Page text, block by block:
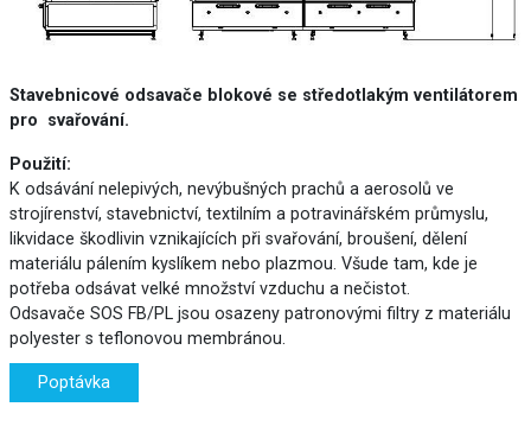
Stavebnicové odsavače blokové se středotlakým ventilátorem
pro svařování.
Použití:
K odsávání nelepivých, nevýbušných prachů a aerosolů ve
strojírenství, stavebnictví, textilním a potravinářském průmyslu,
likvidace škodlivin vznikajících při svařování, broušení, dělení
materiálu pálením kyslíkem nebo plazmou. Všude tam, kde je
potřeba odsávat velké množství vzduchu a nečistot.
Odsavače SOS FB/PL jsou osazeny patronovými filtry z materiálu
polyester s teflonovou membránou.
Poptávka